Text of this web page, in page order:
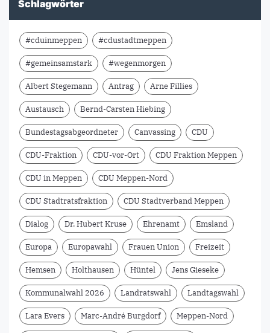
Schlagwörter
#cduinmeppen #cdustadtmeppen
#gemeinsamstark #wegenmorgen
Albert Stegemann Antrag Arne Fillies
Austausch Bernd-Carsten Hiebing
Bundestagsabgeordneter Canvassing CDU
CDU-Fraktion CDU-vor-Ort CDU Fraktion Meppen
CDU in Meppen CDU Meppen-Nord
CDU Stadtratsfraktion CDU Stadtverband Meppen
Dialog Dr. Hubert Kruse Ehrenamt Emsland
Europa Europawahl Frauen Union Freizeit
Hemsen Holthausen Hüntel Jens Gieseke
Kommunalwahl 2026 Landratswahl Landtagswahl
Lara Evers Marc-André Burgdorf Meppen-Nord